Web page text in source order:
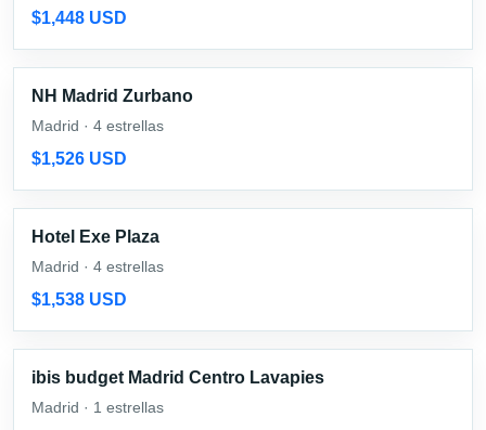
$1,448 USD
NH Madrid Zurbano
Madrid · 4 estrellas
$1,526 USD
Hotel Exe Plaza
Madrid · 4 estrellas
$1,538 USD
ibis budget Madrid Centro Lavapies
Madrid · 1 estrellas